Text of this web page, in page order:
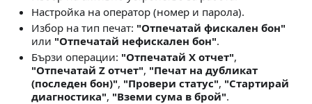
Настройка на оператор (номер и парола).
Избор на тип печат: "Отпечатай фискален бон"
или "Отпечатай нефискален бон".
Бързи операции: "Отпечатай X отчет",
"Отпечатай Z отчет", "Печат на дубликат
(последен бон)", "Провери статус", "Стартирай
диагностика", "Вземи сума в брой".